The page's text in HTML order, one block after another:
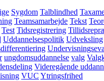
Sygdom Talblindhed
Teamsamarbejde Tekst
Test Tidsregistrering
Uddannelsespolitik Udveksling
ungdomsuddannelse valg
Videregående
VUC Ytringsfrihed